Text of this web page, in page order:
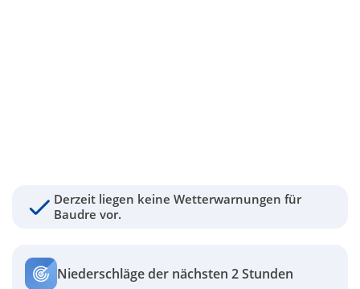
Derzeit liegen keine Wetterwarnungen für
Baudre vor.
Niederschläge der nächsten 2 Stunden